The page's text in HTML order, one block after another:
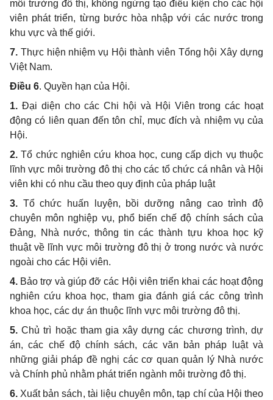
môi trường đô thị, không ngừng tạo điều kiện cho các hội
viên phát triển, từng bước hòa nhập với các nước trong
khu vực và thế giới.
7. Thực hiện nhiệm vụ Hội thành viên Tổng hội Xây dựng
Việt Nam.
Điều 6. Quyền hạn của Hội.
1. Đại diện cho các Chi hội và Hội Viên trong các hoạt
động có liên quan đến tôn chỉ, mục đích và nhiệm vụ của
Hội.
2. Tổ chức nghiên cứu khoa học, cung cấp dịch vụ thuộc
lĩnh vực môi trường đô thị cho các tổ chức cá nhân và Hội
viên khi có nhu cầu theo quy định của pháp luật
3. Tổ chức huấn luyện, bồi dưỡng nâng cao trình độ
chuyên môn nghiệp vụ, phổ biến chế độ chính sách của
Đảng, Nhà nước, thông tin các thành tựu khoa học kỹ
thuật về lĩnh vực môi trường đô thị ở trong nước và nước
ngoài cho các Hội viên.
4. Bảo trợ và giúp đỡ các Hội viên triển khai các hoạt động
nghiên cứu khoa học, tham gia đánh giá các công trình
khoa học, các dự án thuộc lĩnh vực môi trường đô thị.
5. Chủ trì hoặc tham gia xây dựng các chương trình, dự
án, các chế độ chính sách, các văn bản pháp luật và
những giải pháp đề nghị các cơ quan quản lý Nhà nước
và Chính phủ nhằm phát triển ngành môi trường đô thị.
6. Xuất bản sách, tài liệu chuyên môn, tạp chí của Hội theo